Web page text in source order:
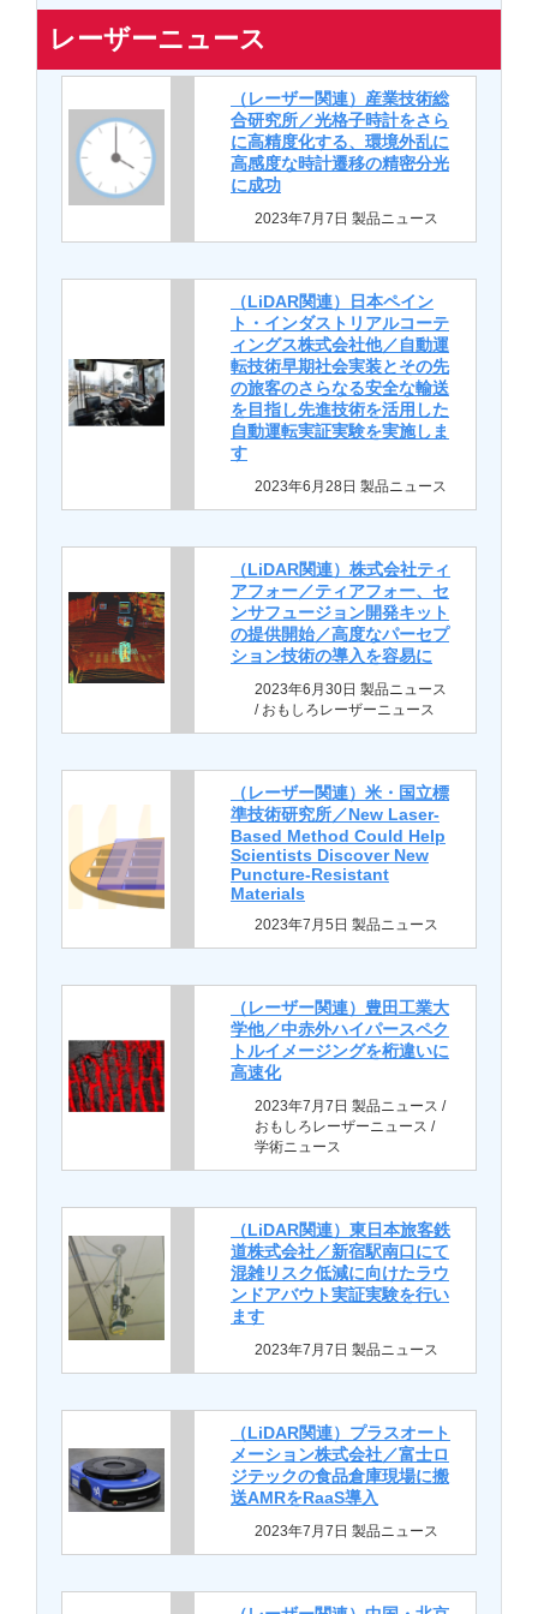
レーザーニュース
（レーザー関連）産業技術総
合研究所／光格子時計をさら
に高精度化する、環境外乱に
高感度な時計遷移の精密分光
に成功
2023年7月7日 製品ニュース
（LiDAR関連）日本ペイン
ト・インダストリアルコーテ
ィングス株式会社他／自動運
転技術早期社会実装とその先
の旅客のさらなる安全な輸送
を目指し先進技術を活用した
自動運転実証実験を実施しま
す
2023年6月28日 製品ニュース
（LiDAR関連）株式会社ティ
アフォー／ティアフォー、セ
ンサフュージョン開発キット
の提供開始／高度なパーセプ
ション技術の導入を容易に
2023年6月30日 製品ニュース
/ おもしろレーザーニュース
（レーザー関連）米・国立標
準技術研究所／New Laser-
Based Method Could Help
Scientists Discover New
Puncture-Resistant
Materials
2023年7月5日 製品ニュース
（レーザー関連）豊田工業大
学他／中赤外ハイパースペク
トルイメージングを桁違いに
高速化
2023年7月7日 製品ニュース /
おもしろレーザーニュース /
学術ニュース
（LiDAR関連）東日本旅客鉄
道株式会社／新宿駅南口にて
混雑リスク低減に向けたラウ
ンドアバウト実証実験を行い
ます
2023年7月7日 製品ニュース
（LiDAR関連）プラスオート
メーション株式会社／富士ロ
ジテックの食品倉庫現場に搬
送AMRをRaaS導入
2023年7月7日 製品ニュース